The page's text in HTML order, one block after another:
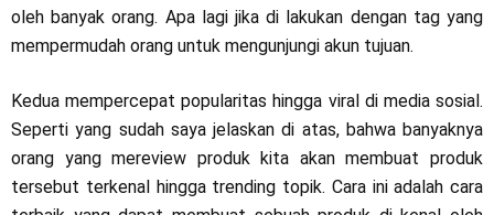
oleh banyak orang. Apa lagi jika di lakukan dengan tag yang
mempermudah orang untuk mengunjungi akun tujuan.
Kedua mempercepat popularitas hingga viral di media sosial.
Seperti yang sudah saya jelaskan di atas, bahwa banyaknya
orang yang mereview produk kita akan membuat produk
tersebut terkenal hingga trending topik. Cara ini adalah cara